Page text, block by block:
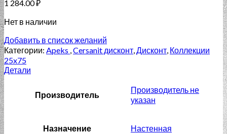
1 284.00₽
Нет в наличии
Добавить в список желаний
Категории: Apeks ,Cersanit дисконт,Дисконт, Коллекции
25x75
Детали
Производитель
Производитель не
указан
Назначение Настенная